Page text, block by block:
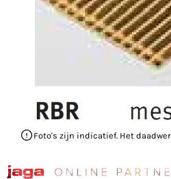
Foto's zijn indicatief. Het